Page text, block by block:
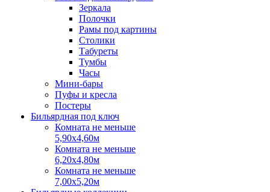
Зеркала
Полочки
Рамы под картины
Столики
Табуреты
Тумбы
Часы
Мини-бары
Пуфы и кресла
Постеры
Бильярдная под ключ
Комната не меньше
5,90х4,60м
Комната не меньше
6,20х4,80м
Комната не меньше
7,00х5,20м